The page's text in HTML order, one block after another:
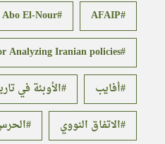
AFAIP
El-Nour
Analyzing Iranian policies
أفايب
الأوبئة في
الاتفاق النووي